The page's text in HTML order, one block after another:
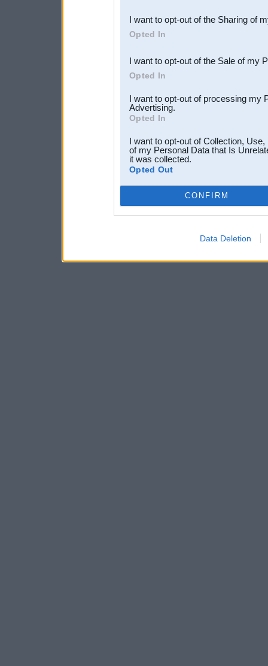
Downstream Participants
third parties.
I want to opt-out of the Sharing of
Opted In
I want to opt-out of the Sale of my
Opted In
I want to opt-out of processing my
Advertising.
Opted In
I want to opt-out of Collection,
of my Personal Data that Is
it was collected.
Opted Out
CONFIRM
Data Deletion